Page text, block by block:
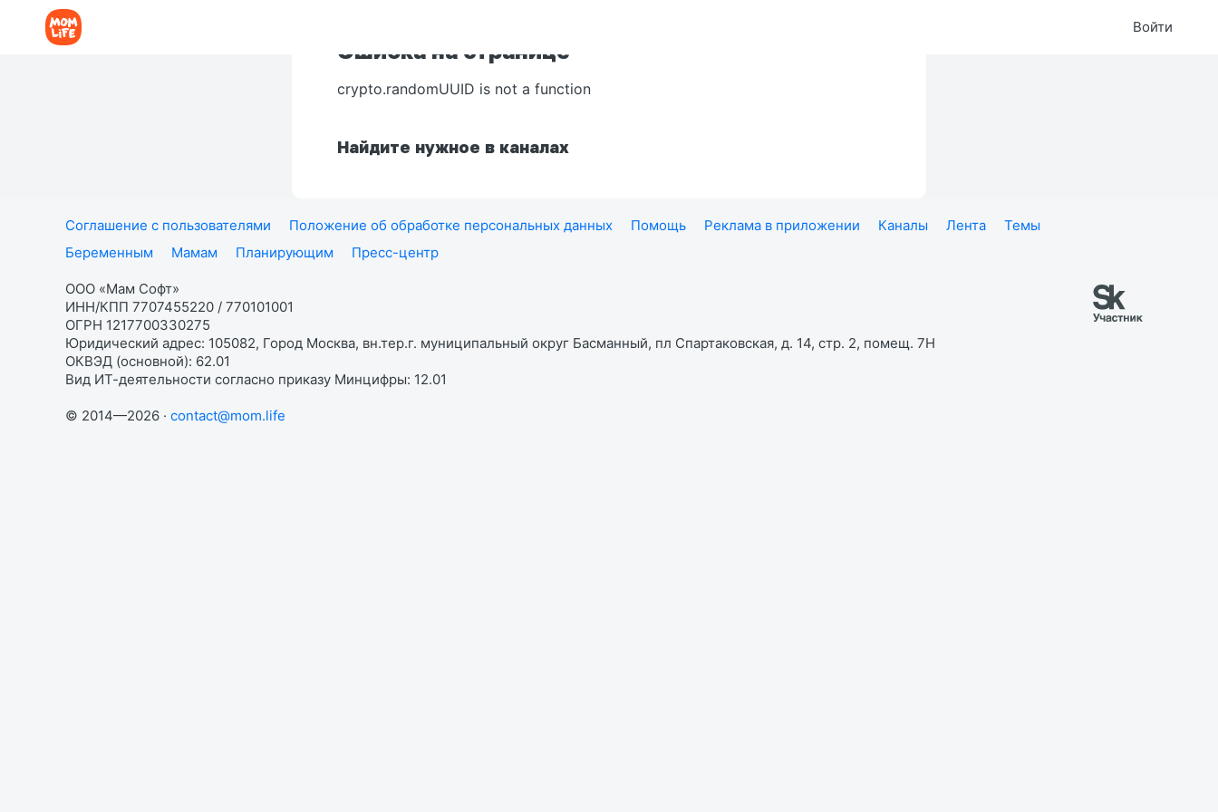
Войти
Ошибка на странице
crypto.randomUUID is not a function
Найдите нужное в каналах
Соглашение с пользователями Положение об обработке персональных данных Помощь Реклама в приложении Каналы Лента
Темы
Беременным
Мамам Планирующим Пресс-центр
ООО «Мам Софт»
ИНН/КПП 7707455220 / 770101001
ОГРН 1217700330275
Юридический адрес: 105082, Город Москва, вн.тер.г. муниципальный округ Басманный, пл Спартаковская, д. 14, стр. 2, помещ. 7Н
ОКВЭД (основной): 62.01
Вид ИТ-деятельности согласно приказу Минцифры: 12.01
© 2014—2026 · contact@mom.life